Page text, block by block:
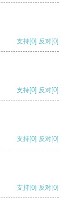
支持[0] 反对[0]
支持[0] 反对[0]
支持[0] 反对[0]
支持[0] 反对[0]